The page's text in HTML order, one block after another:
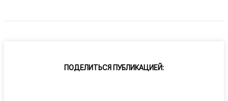
ПОДЕЛИТЬСЯ ПУБЛИКАЦИЕЙ: